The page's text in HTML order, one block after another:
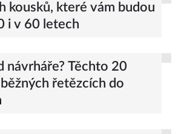
kousků, které vám budou
i v 60 letech
návrháře? Těchto 20
řetězcích do